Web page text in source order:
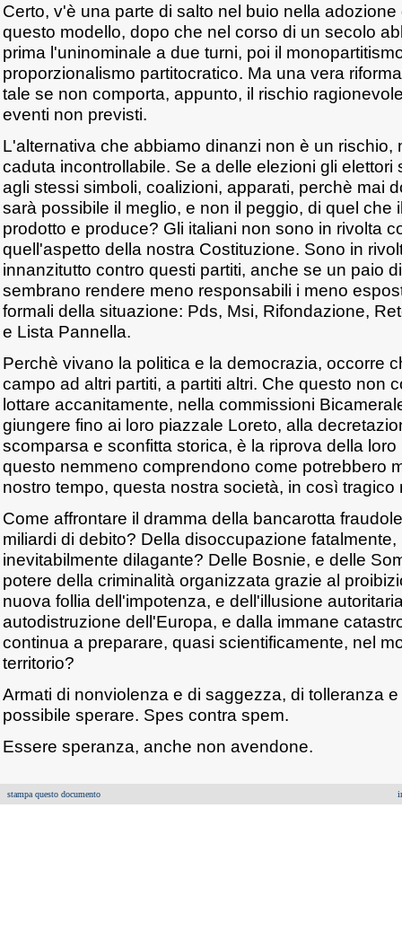
Certo, v'è una parte di salto nel buio nella
questo modello, dopo che nel corso di un secolo
prima l'uninominale a due turni, poi il
proporzionalismo partitocratico. Ma una vera
tale se non comporta, appunto, il rischio
eventi non previsti.
L'alternativa che abbiamo dinanzi non è un rischio,
caduta incontrollabile. Se a delle elezioni gli elettori
agli stessi simboli, coalizioni, apparati, perchè mai
sarà possibile il meglio, e non il peggio, di quel che
prodotto e produce? Gli italiani non sono in rivolta
quell'aspetto della nostra Costituzione. Sono in
innanzitutto contro questi partiti, anche se un paio
sembrano rendere meno responsabili i meno
formali della situazione: Pds, Msi, Rifondazione,
e Lista Pannella.
Perchè vivano la politica e la democrazia, occorre
campo ad altri partiti, a partiti altri. Che questo non
lottare accanitamente, nella commissioni
giungere fino ai loro piazzale Loreto, alla
scomparsa e sconfitta storica, è la riprova della
questo nemmeno comprendono come potrebbero
nostro tempo, questa nostra società, in così
Come affrontare il dramma della bancarotta
miliardi di debito? Della disoccupazione
inevitabilmente dilagante? Delle Bosnie, e delle
potere della criminalità organizzata grazie al
nuova follia dell'impotenza, e dell'illusione
autodistruzione dell'Europa, e dalla immane
continua a preparare, quasi scientificamente, nel
territorio?
Armati di nonviolenza e di saggezza, di tolleranza
possibile sperare. Spes contra spem.
Essere speranza, anche non avendone.
stampa questo documento